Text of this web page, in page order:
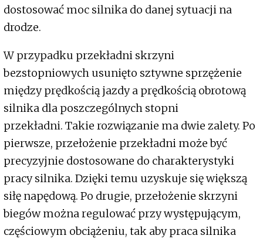
dostosować moc silnika do danej sytuacji na
drodze.
W przypadku przekładni skrzyni
bezstopniowych usunięto sztywne sprzężenie
między prędkością jazdy a prędkością obrotową
silnika dla poszczególnych stopni
przekładni. Takie rozwiązanie ma dwie zalety. Po
pierwsze, przełożenie przekładni może być
precyzyjnie dostosowane do charakterystyki
pracy silnika. Dzięki temu uzyskuje się większą
siłę napędową. Po drugie, przełożenie skrzyni
biegów można regulować przy występującym,
częściowym obciążeniu, tak aby praca silnika